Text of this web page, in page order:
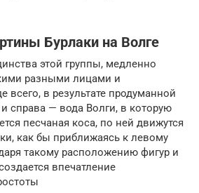
Бурлаки на Волге
этой группы, медленно
разными лицами и
всего, в результате продуманной
справа — вода Волги, в которую
песчаная коса, по ней движутся
как бы приближаясь к левому
такому расположению фигур и
впечатление